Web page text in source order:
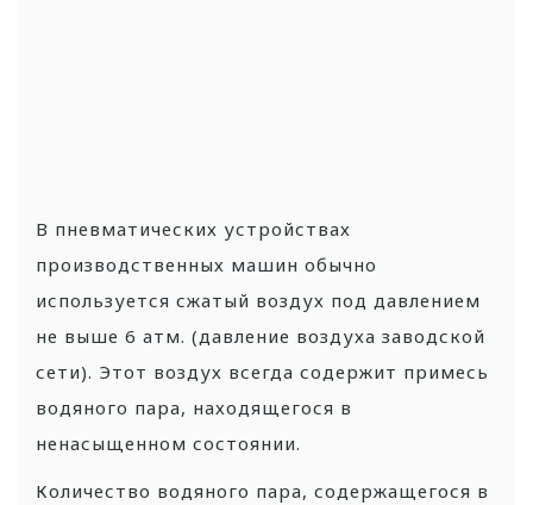
В пневматических устройствах
производственных машин обычно
используется сжатый воздух под давлением
не выше 6 атм. (давление воздуха заводской
сети). Этот воздух всегда содержит примесь
водяного пара, находящегося в
ненасыщенном состоянии.
Количество водяного пара, содержащегося в